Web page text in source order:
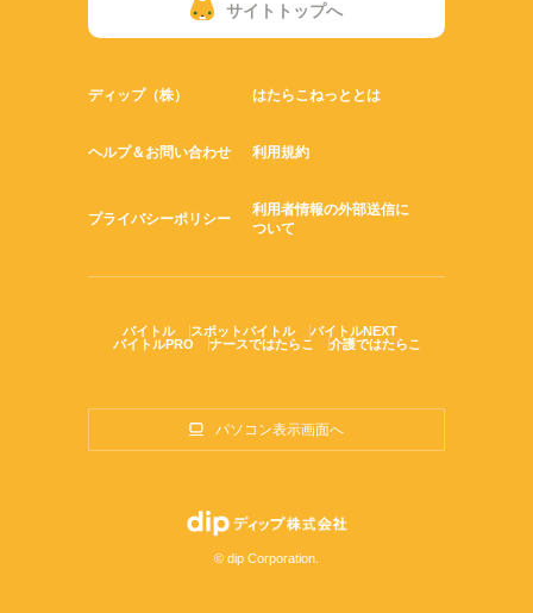
サイトトップへ
ディップ（株） はたらこねっととは
ヘルプ＆お問い合わせ 利用規約
プライバシーポリシー
利用者情報の外部送信に
ついて
バイトル スポットバイトル
バイトルNEXT
バイトルPRO
ナースではたらこ 介護ではたらこ
パソコン表示画面へ
© dip Corporation.